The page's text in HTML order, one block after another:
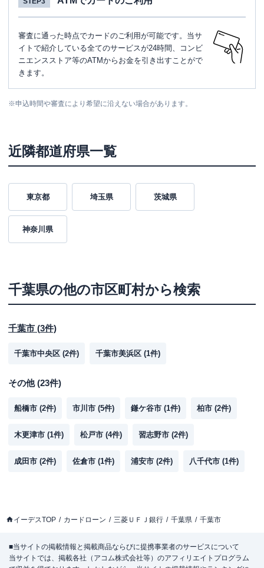
審査に通った時点でカードのご利用が可能です。当サ
イトで紹介している全てのサービスが24時間、コンビ
ニエンスストア等のATMからお金を引き出すことがで
きます。
※申込時間や審査により希望に沿えない場合があります。
近隣都道府県一覧
東京都 埼玉県 茨城県
神奈川県
千葉県の他の市区町村から検索
千葉市 (3件)
千葉市中央区 (2件) 千葉市美浜区 (1件)
その他(23件)
船橋市 (2件) 市川市 (5件) 鎌ケ谷市 (1件) 柏市 (2件)
木更津市 (1件) 松戸市 (4件) 習志野市 (2件)
成田市 (2件) 佐倉市 (1件) 浦安市 (2件) 八千代市 (1件)
イーデスTOP カードローン 三菱ＵＦＪ銀行 千葉県 千葉市
■当サイトの掲載情報と掲載商品ならびに提携事業者のサービスについて
当サイトでは、掲載各社（アコム株式会社等）のアフィリエイトプログラム